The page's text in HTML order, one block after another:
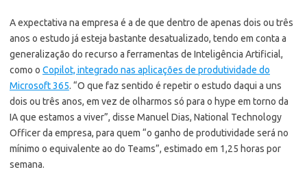
A expectativa na empresa é a de que dentro de apenas dois ou três
anos o estudo já esteja bastante desatualizado, tendo em conta a
generalização do recurso a ferramentas de Inteligência Artificial,
como o Copilot, integrado nas aplicações de produtividade do
Microsoft 365. “O que faz sentido é repetir o estudo daqui a uns
dois ou três anos, em vez de olharmos só para o hype em torno da
IA que estamos a viver”, disse Manuel Dias, National Technology
Officer da empresa, para quem “o ganho de produtividade será no
mínimo o equivalente ao do Teams”, estimado em 1,25 horas por
semana.